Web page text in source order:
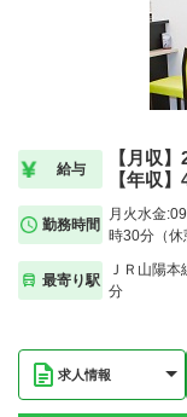
給与
【月収
【年収
勤務時間
月火水金
時30分（休
最寄り駅
ＪＲ山陽
分
求人情報